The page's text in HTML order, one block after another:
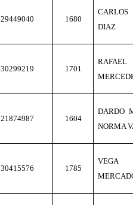
29449040 1680
DIAZ
30299219 1701
21874987 1604
DARDO
NORMA
30415576 1785
VEGA